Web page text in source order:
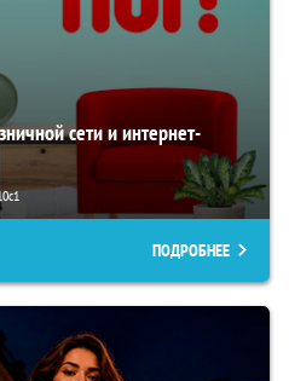
сети и интернет-
ПОДРОБНЕЕ